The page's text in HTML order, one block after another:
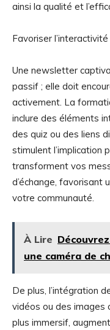
ainsi la qualité et
Favoriser
Une newsletter
passif ; elle doit
activement. La
inclure des éléments
des quiz ou des liens
stimulent l’implication
transforment vos
d’échange, favorisant
votre communauté.
À Lire
une caméra de
De plus, l’intégration
vidéos ou des images
plus immersif,